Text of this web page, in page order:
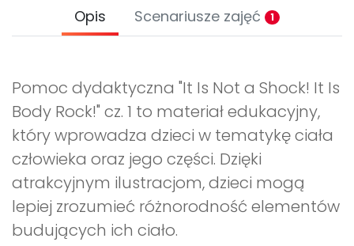
Opis Scenariusze zajęć 1
Pomoc dydaktyczna "It Is Not a Shock! It Is
Body Rock!" cz. 1 to materiał edukacyjny,
który wprowadza dzieci w tematykę ciała
człowieka oraz jego części. Dzięki
atrakcyjnym ilustracjom, dzieci mogą
lepiej zrozumieć różnorodność elementów
budujących ich ciało.